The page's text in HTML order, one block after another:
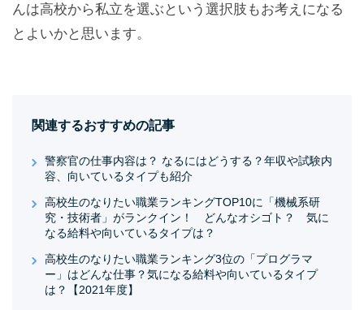
んは高校から私立を選ぶという選択肢もお考えになる
とよいかと思います。
関連するおすすめの記事
警察官の仕事内容は？ なるにはどうする？年収や試験内
容、向いているタイプも紹介
高校生のなりたい職業ランキングTOP10に「機械系研
究・技術者」がランクイン！ どんなオシゴト？ 気に
なる給料や向いているタイプは？
高校生のなりたい職業ランキング3位の「プログラマ
ー」はどんな仕事？気になる給料や向いているタイプ
は？【2021年度】